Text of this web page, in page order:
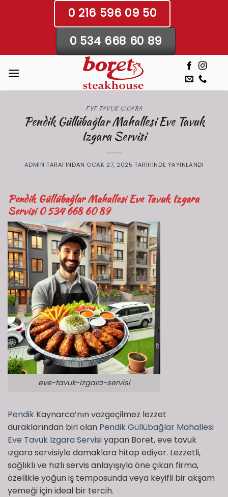
0 216 596 09 50
0 534 668 60 89
EVE TAVUK IZGARA
Pendik Güllübağlar Mahallesi Eve Tavuk
Izgara Servisi
ADMIN TARAFINDAN OCAK 27, 2025 TARIHINDE YAYINLANDI
Pendik Güllübağlar Mahallesi Eve Tavuk Izgara
Servisi0 534 668 60 89
eve-tavuk-izgara-servisi
Pendik Kaynarca’nın vazgeçilmez lezzet
duraklarından biri olan Pendik Güllübağlar Mahallesi
Eve Tavuk Izgara Servisiyapan Boret, eve tavuk
ızgara servisiyle damaklara hitap ediyor. Lezzetli,
sağlıklı ve hızlı servis anlayışıyla öne çıkan firma,
özellikle yoğun iş temposunda veya keyifli bir akşam
yemeği için ideal bir tercih.